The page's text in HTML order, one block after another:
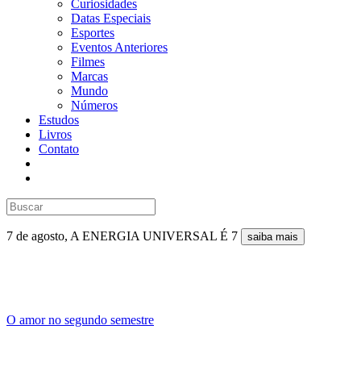
Curiosidades
Datas Especiais
Esportes
Eventos Anteriores
Filmes
Marcas
Mundo
Números
Estudos
Livros
Contato
7 de agosto, A ENERGIA UNIVERSAL É 7 saiba mais
O amor no segundo semestre